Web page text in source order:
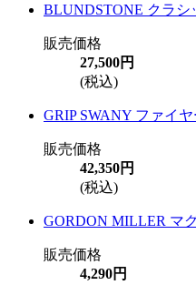
BLUNDSTONE クラシ
販売価格
27,500円
(税込)
GRIP SWANY ファイ
販売価格
42,350円
(税込)
GORDON MILLER マ
販売価格
4,290円